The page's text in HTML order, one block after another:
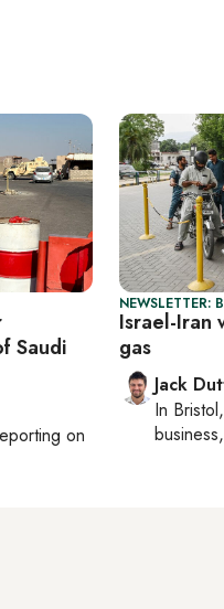
Saudi
on
NEWSLETTER:
Israel-Iran
gas
Jack
In Bristol